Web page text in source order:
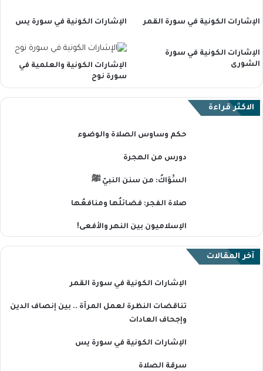
الإشارات الكونية في سورة القمر الإشارات الكونية في سورة يس
الإشارات الكونية في سورة
الشورى
الإشارات الكونية والعلمية في
سورة نوح
الاكثر قراءة
حكم وساوس الصلاة والوضوء
دورس من الهجرة
السِّوَاكُ: من سنن النبيّ ﷺ
صلاة الفجر: فضائلُها ومنافعُها
الإسلاميون بين النهر والأفعى!
آخر المقالات
الإشارات الكونية في سورة القمر
تناقضات النظرة لعمل المرأة .. بين إنصاف الدين
وإجحاف العادات
الإشارات الكونية في سورة يس
سرقة الصلاة